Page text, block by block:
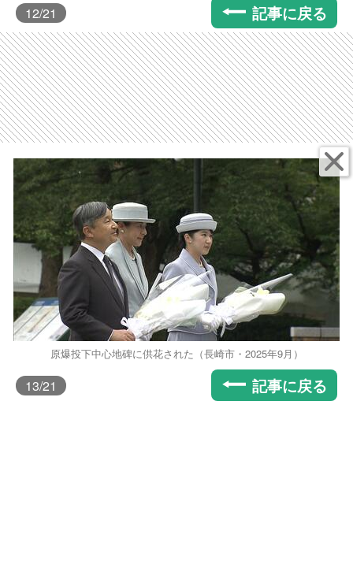
12/21 記事に戻る
原爆投下中心地碑に供花された（長崎市・2025年9月）
13/21 記事に戻る